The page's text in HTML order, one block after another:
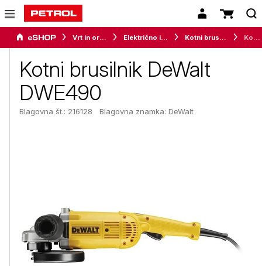
Vrt in orodje Električno in akumulatorsko orodje Kotni brusilniki
Kotni brusilnik DeWalt
DWE490
Blagovna št.: 216128 Blagovna znamka: DeWalt